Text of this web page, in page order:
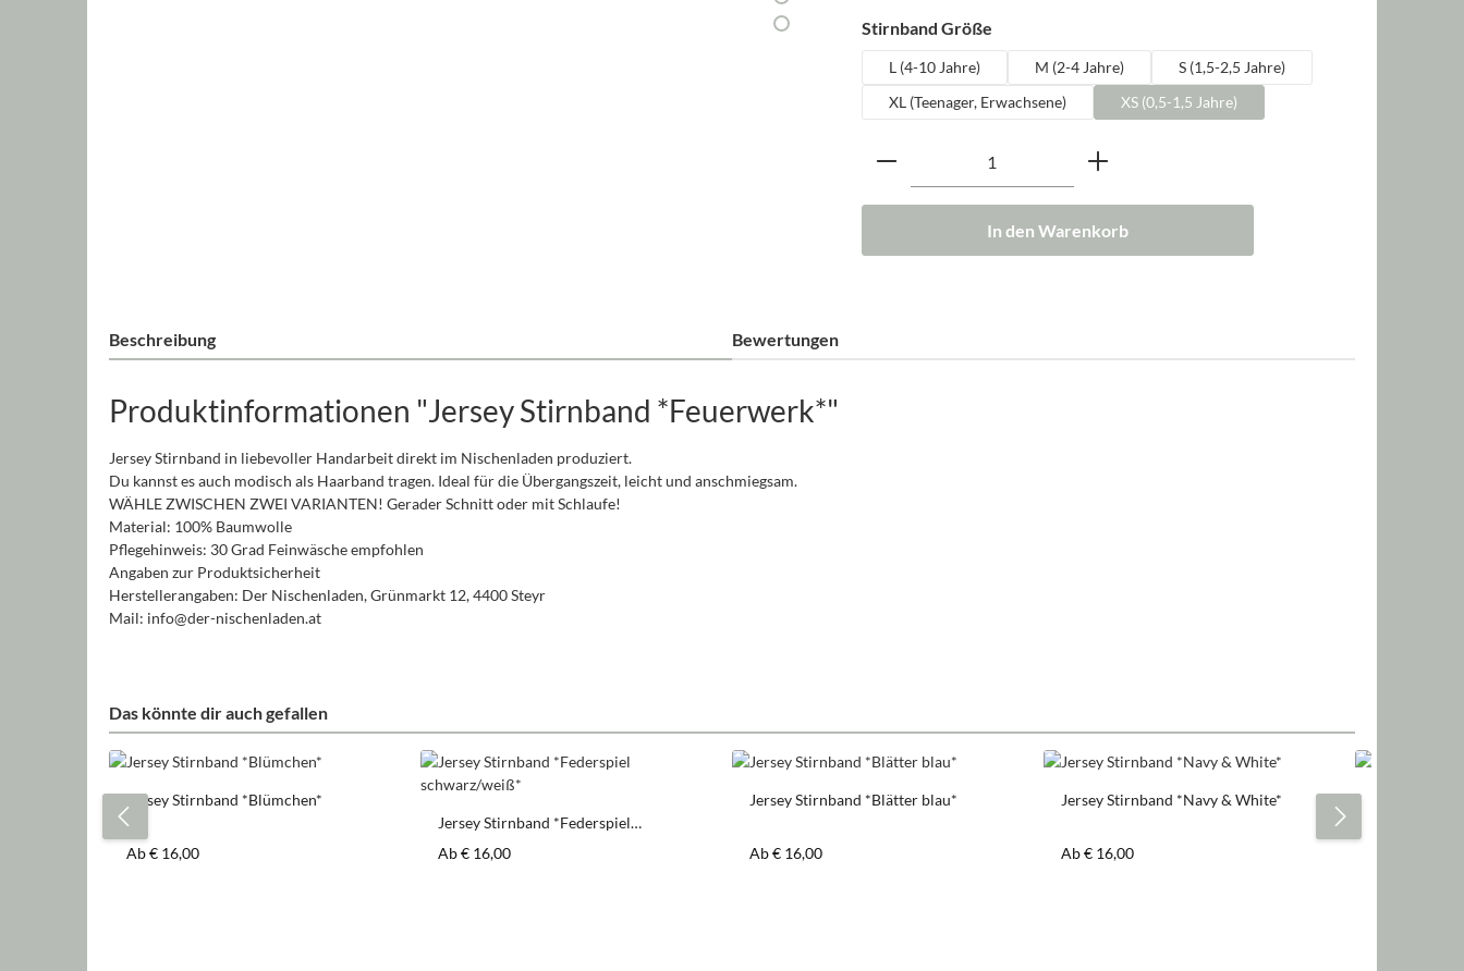
Stirnband Größeauswählen
L (4-10 Jahre) M (2-4 Jahre)
S (1,5-2,5 Jahre)
XL (Teenager, Erwachsene)
XS (0,5-1,5 Jahre)
Produkt Anzahl: Gib den gewünschten Wert ein
In den Warenkorb
Beschreibung Bewertungen
Produktinformationen "Jersey Stirnband *Feuerwerk*"
Jersey Stirnband in liebevoller Handarbeit direkt im Nischenladen produziert.
Du kannst es auch modisch als Haarband tragen. Ideal für die Übergangszeit, leicht und anschmiegsam.
WÄHLE ZWISCHEN ZWEI VARIANTEN! Gerader Schnitt oder mit Schlaufe!
Material: 100% Baumwolle
Pflegehinweis: 30 Grad Feinwäsche empfohlen
Angaben zur Produktsicherheit
Herstellerangaben: Der Nischenladen, Grünmarkt 12, 4400 Steyr
Mail: info@der-nischenladen.at
Das könnte dir auch gefallen
Produktgalerie überspringen
Jersey Stirnband *Blümchen*
Regulärer Preis:
Ab€ 16,00
Jersey Stirnband *Federspiel
Regulärer Preis:
Ab€ 16,00
Jersey Stirnband *Blätter blau*
Regulärer Preis:
Ab€ 16,00
Jersey Stirnband *Navy & White*
Regulärer Preis:
Ab€ 16,00